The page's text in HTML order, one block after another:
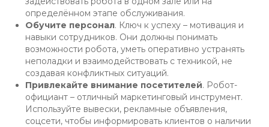
определённом этапе обслуживания.
Обучите персонал. Ключ к успеху – мотивация и
навыки сотрудников. Они должны понимать
возможности робота, уметь оперативно устранять
неполадки и взаимодействовать с техникой, не
создавая конфликтных ситуаций.
Привлекайте внимание посетителей. Робот-
официант – отличный маркетинговый инструмент.
Используйте вывески, рекламные объявления,
соцсети, чтобы информировать клиентов о наличии